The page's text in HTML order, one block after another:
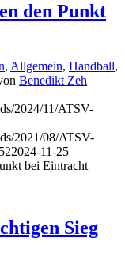
den Punkt
, Allgemein, Handball,
Benedikt Zeh
2024/11/ATSV-
2021/08/ATSV-
2024-11-25
bei Eintracht
Sieg